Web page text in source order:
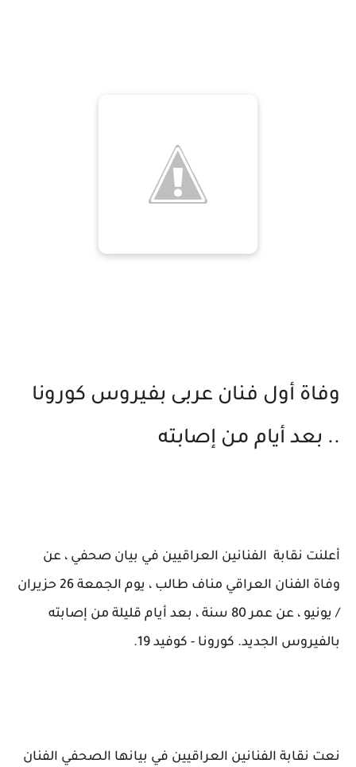
وفاة أول فنان عربى بفيروس كورونا
.. بعد أيام من إصابته
أعلنت نقابة الفنانين العراقيين في بيان صحفي ، عن
وفاة الفنان العراقي مناف طالب ، يوم الجمعة 26 حزيران
/ يونيو ، عن عمر 80 سنة ، بعد أيام قليلة من إصابته
بالفيروس الجديد. كورونا - كوفيد 19.
نعت نقابة الفنانين العراقيين في بيانها الصحفي الفنان